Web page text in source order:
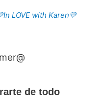
LOVE with Karen💛
de todo